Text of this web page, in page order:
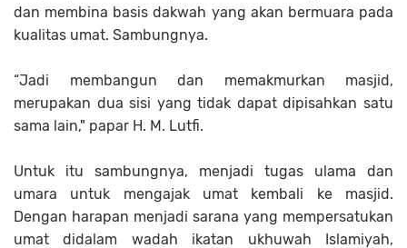
dan membina basis dakwah yang akan bermuara pada
kualitas umat. Sambungnya.
“Jadi membangun dan memakmurkan masjid,
merupakan dua sisi yang tidak dapat dipisahkan satu
sama lain," papar H. M. Lutfi.
Untuk itu sambungnya, menjadi tugas ulama dan
umara untuk mengajak umat kembali ke masjid.
Dengan harapan menjadi sarana yang mempersatukan
umat didalam wadah ikatan ukhuwah Islamiyah,